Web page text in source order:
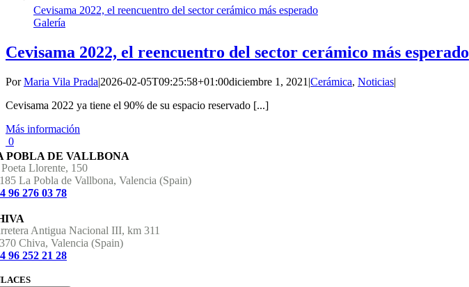
Cevisama 2022, el reencuentro del sector cerámico más esperado
Galería
Cevisama 2022, el reencuentro del sector cerámico más esperado
PorMaria Vila Prada|2026-02-05T09:25:58+01:00diciembre 1, 2021 |Cerámica, Noticias|
Cevisama 2022 ya tiene el 90% de su espacio reservado [...]
Más información
0
POBLA DE VALLBONA
Llorente, 150
La Pobla de Vallbona, Valencia (Spain)
96 276 03 78
Antigua Nacional III, km 311
Chiva, Valencia (Spain)
96 252 21 28